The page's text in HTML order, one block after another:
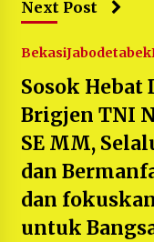
Next Post
BekasiJabodetabek
Sosok Hebat
Brigjen TNI
SE MM,
dan
dan
untuk